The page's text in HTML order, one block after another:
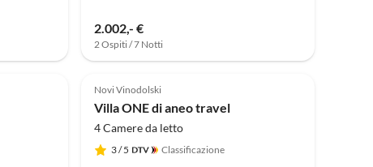
2.002,- €
2 Ospiti / 7 Notti
Novi Vinodolski
Villa ONE di aneo travel
4 Camere da letto
3/ 5 Classificazione